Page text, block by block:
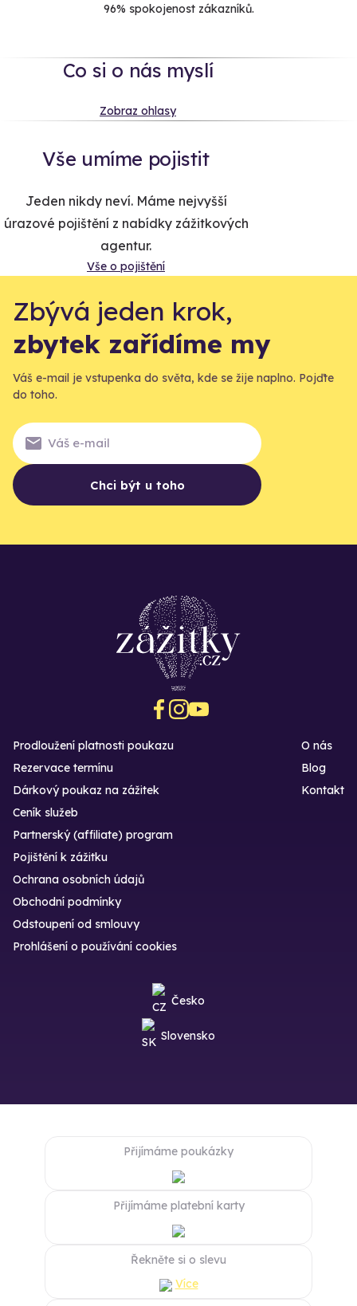
96% spokojenost zákazníků.
Co si o nás myslí
Zobraz ohlasy
Vše umíme pojistit
Jeden nikdy neví. Máme nejvyšší
úrazové pojištění z nabídky zážitkových
agentur.
Vše o pojištění
Zbývá jeden krok,
zbytek zařídíme my
Váš e-mail je vstupenka do světa, kde se žije naplno. Pojďte
do toho.
Chci být u toho
Prodloužení platnosti poukazu
Rezervace termínu
Dárkový poukaz na zážitek
O nás
Blog
Kontakt
Ceník služeb
Partnerský (affiliate) program
Pojištění k zážitku
Ochrana osobních údajů
Obchodní podmínky
Odstoupení od smlouvy
Prohlášení o používání cookies
Česko
Slovensko
Přijímáme poukázky
Přijímáme platební karty
Řekněte si o slevu
Více